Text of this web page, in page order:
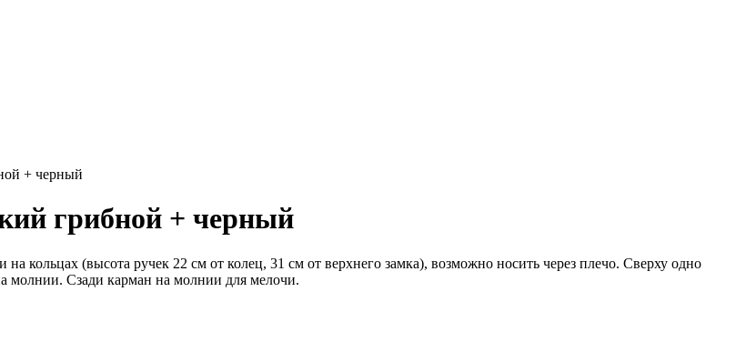
+ черный
грибной + черный
кольцах (высота ручек 22 см от колец, 31 см от верхнего замка), возможно носить через плечо. Сверху одно
молнии. Сзади карман на молнии для мелочи.